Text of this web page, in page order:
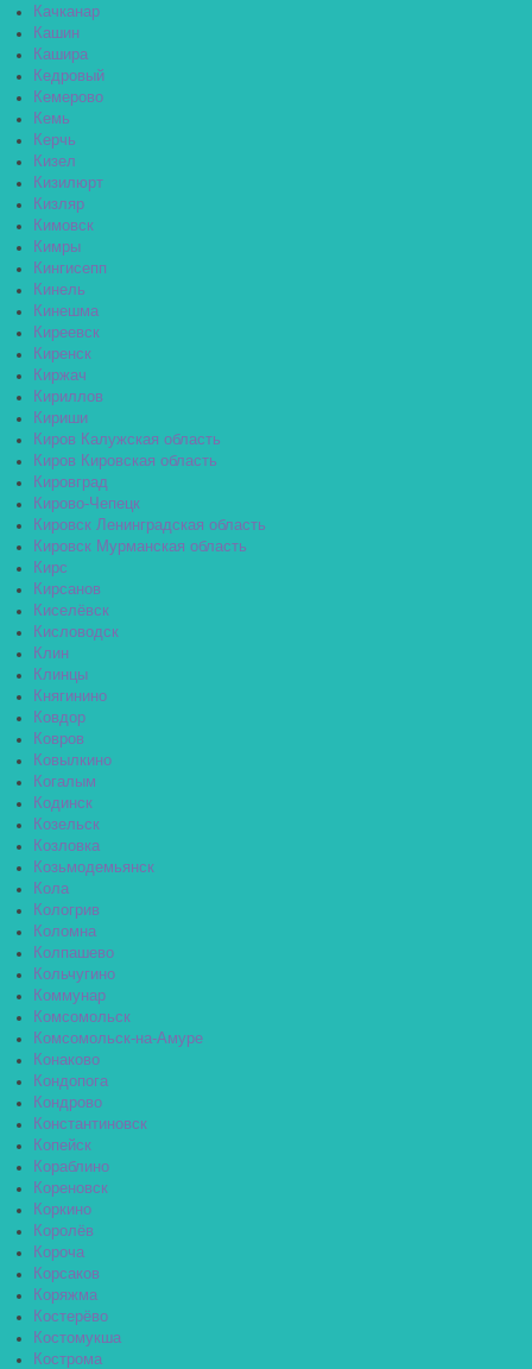
Качканар
Кашин
Кашира
Кедровый
Кемерово
Кемь
Керчь
Кизел
Кизилюрт
Кизляр
Кимовск
Кимры
Кингисепп
Кинель
Кинешма
Киреевск
Киренск
Киржач
Кириллов
Кириши
Киров Калужская область
Киров Кировская область
Кировград
Кирово-Чепецк
Кировск Ленинградская область
Кировск Мурманская область
Кирс
Кирсанов
Киселёвск
Кисловодск
Клин
Клинцы
Княгинино
Ковдор
Ковров
Ковылкино
Когалым
Кодинск
Козельск
Козловка
Козьмодемьянск
Кола
Кологрив
Коломна
Колпашево
Кольчугино
Коммунар
Комсомольск
Комсомольск-на-Амуре
Конаково
Кондопога
Кондрово
Константиновск
Копейск
Кораблино
Кореновск
Коркино
Королёв
Короча
Корсаков
Коряжма
Костерёво
Костомукша
Кострома